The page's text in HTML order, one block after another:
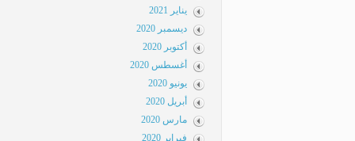
يناير 2021
ديسمبر 2020
أكتوبر 2020
أغسطس 2020
يونيو 2020
أبريل 2020
مارس 2020
فبراير 2020